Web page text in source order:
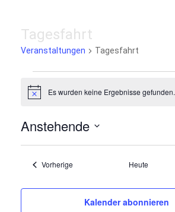
Tagesfahrt
Veranstaltungen Tagesfahrt
HinweisEs wurden keine Ergebnisse gefunden.
Anstehende
Datum
wählen.VorherigeVeranstaltungen Heute
Kalender abonnieren